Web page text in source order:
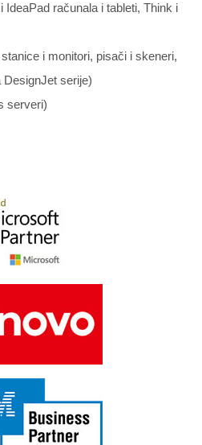
računala i tableti, Think i
i monitori, pisači i skeneri,
serije)
serveri)